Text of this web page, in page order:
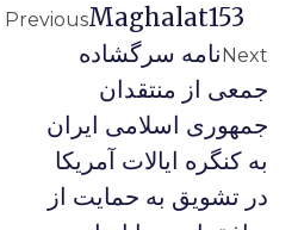
PreviousMaghalat153
Nextنامه سرگشاده
جمعی از منتقدان
جمهوری اسلامی ایران
به کنگره ایالات آمریکا
در تشویق به حمایت از